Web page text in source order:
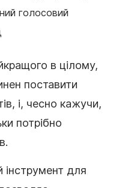
голосовий
в цілому,
поставити
і, чесно кажучи,
потрібно
для